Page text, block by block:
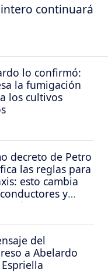
continuará
lo confirmó:
la fumigación
los cultivos
decreto de Petro
las reglas para
esto cambia
y
del
a Abelardo